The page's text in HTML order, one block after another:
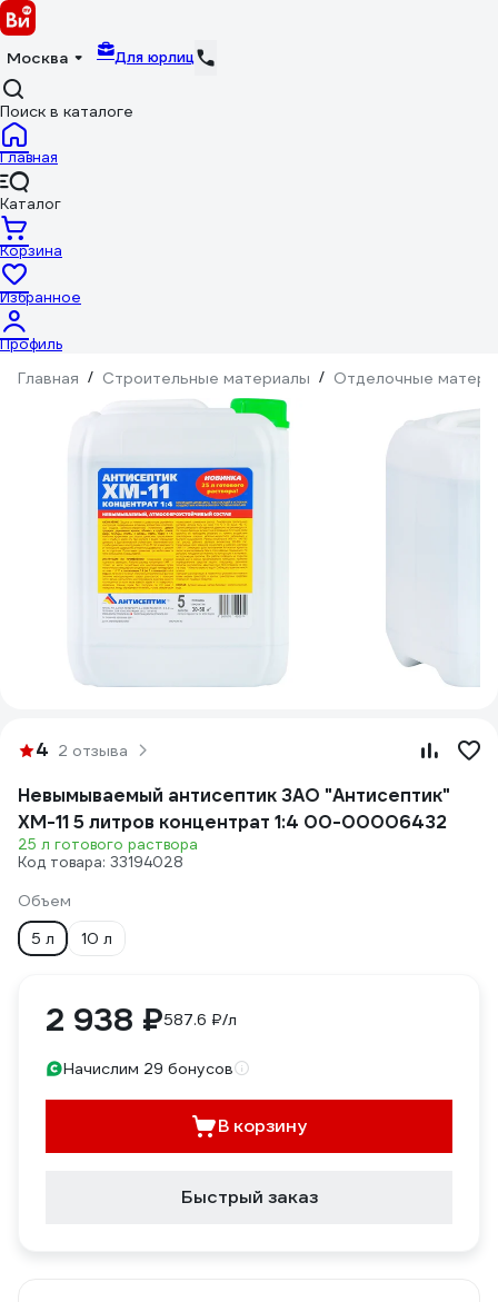
Москва Для юрлиц
Поиск в каталоге
Главная
Каталог
Корзина
Избранное
Профиль
Главная / Строительные материалы / Отделочные
4 2 отзыва
Невымываемый антисептик ЗАО "Антисептик"
ХМ-11 5 литров концентрат 1:4 00-00006432
25 л готового раствора
Код товара: 33194028
Объем
5 л
10 л
2 938 ₽587.6 ₽/л
Начислим 29 бонусов
В корзину
Быстрый заказ